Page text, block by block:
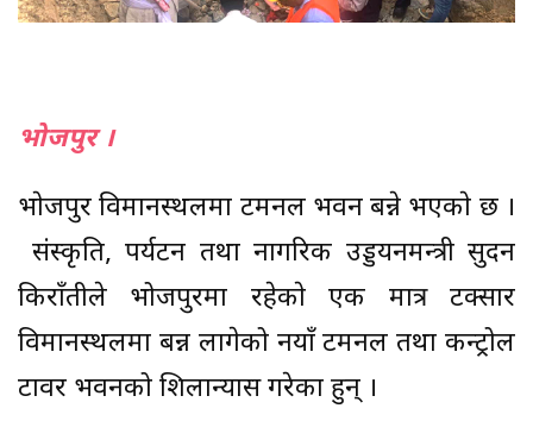
भोजपुर ।
भाेजपुर विमानस्थलमा टर्मिनल भवन बन्ने भएकाे छ ।
संस्कृति, पर्यटन तथा नागरिक उड्डयनमन्त्री सुदन
किराँतीले भोजपुरमा रहेकाे एक मात्र टक्सार
विमानस्थलमा बन्न लागेको नयाँ टर्मिनल तथा कन्ट्रोल
टावर भवनको शिलान्यास गरेका हुन् ।